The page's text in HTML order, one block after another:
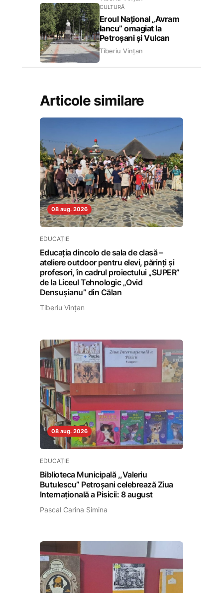
CULTURĂ
Eroul Național „Avram
Iancu” omagiat la
Petroșani și Vulcan
Tiberiu Vințan
Articole similare
08 aug. 2026
EDUCAȚIE
Educația dincolo de sala de clasă –
ateliere outdoor pentru elevi, părinți și
profesori, în cadrul proiectului „SUPER”
de la Liceul Tehnologic „Ovid
Densușianu” din Călan
Tiberiu Vințan
08 aug. 2026
EDUCAȚIE
Biblioteca Municipală ,,Valeriu
Butulescu” Petroșani celebrează Ziua
Internațională a Pisicii: 8 august
Pascal Carina Simina